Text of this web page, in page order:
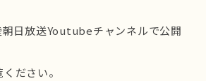
日放送Youtubeチャンネルで公開
ださい。